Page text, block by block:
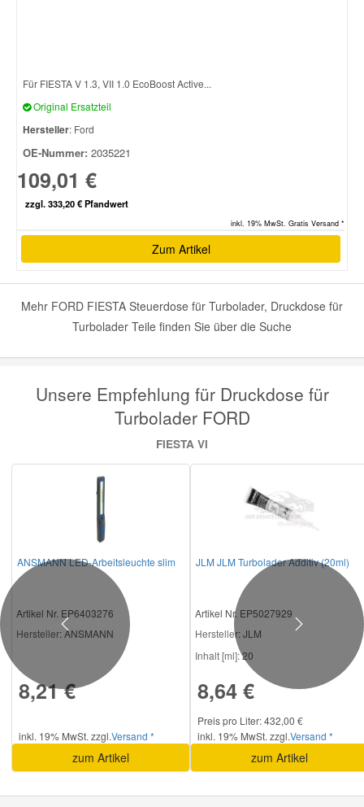
Für FIESTA V 1.3, VII 1.0 EcoBoost Active...
Original Ersatzteil
Hersteller: Ford
OE-Nummer: 2035221
109,01 €
zzgl. 333,20 € Pfandwert
inkl. 19% MwSt. Gratis Versand *
Zum Artikel
Mehr FORD FIESTA Steuerdose für Turbolader, Druckdose für
Turbolader Teile finden Sie über die Suche
Unsere Empfehlung für Druckdose für
Turbolader FORD
FIESTA VI
ANSMANN LED-Arbeitsleuchte slim
Artikel Nr. EP6403276
Hersteller: ANSMANN
8,21 €
inkl. 19% MwSt. zzgl.Versand *
zum Artikel
JLM JLM Turbolader Additiv (20ml)
Artikel Nr. EP5027929
Hersteller: JLM
Inhalt [ml]:20
8,64 €
Preis pro Liter: 432,00 €
inkl. 19% MwSt. zzgl.Versand *
zum Artikel
Previous Next